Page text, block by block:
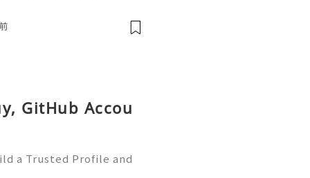
and collabo
GitHub Accou
a Trusted Profile and